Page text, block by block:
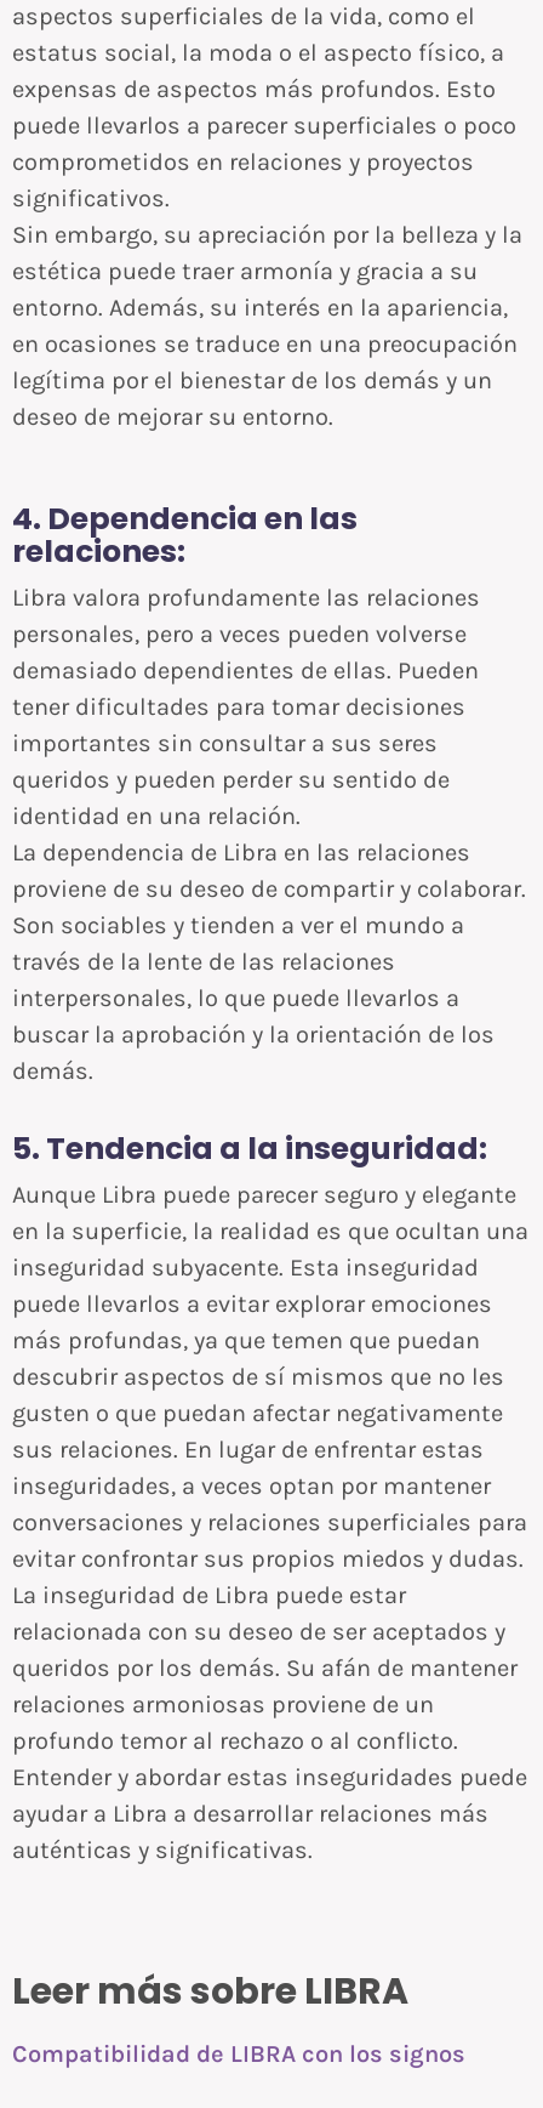
aspectos superficiales de la vida, como el
estatus social, la moda o el aspecto físico, a
expensas de aspectos más profundos. Esto
puede llevarlos a parecer superficiales o poco
comprometidos en relaciones y proyectos
significativos.
Sin embargo, su apreciación por la belleza y la
estética puede traer armonía y gracia a su
entorno. Además, su interés en la apariencia,
en ocasiones se traduce en una preocupación
legítima por el bienestar de los demás y un
deseo de mejorar su entorno.
4. Dependencia en las
relaciones:
Libra valora profundamente las relaciones
personales, pero a veces pueden volverse
demasiado dependientes de ellas. Pueden
tener dificultades para tomar decisiones
importantes sin consultar a sus seres
queridos y pueden perder su sentido de
identidad en una relación.
La dependencia de Libra en las relaciones
proviene de su deseo de compartir y colaborar.
Son sociables y tienden a ver el mundo a
través de la lente de las relaciones
interpersonales, lo que puede llevarlos a
buscar la aprobación y la orientación de los
demás.
5. Tendencia a la inseguridad:
Aunque Libra puede parecer seguro y elegante
en la superficie, la realidad es que ocultan una
inseguridad subyacente. Esta inseguridad
puede llevarlos a evitar explorar emociones
más profundas, ya que temen que puedan
descubrir aspectos de sí mismos que no les
gusten o que puedan afectar negativamente
sus relaciones. En lugar de enfrentar estas
inseguridades, a veces optan por mantener
conversaciones y relaciones superficiales para
evitar confrontar sus propios miedos y dudas.
La inseguridad de Libra puede estar
relacionada con su deseo de ser aceptados y
queridos por los demás. Su afán de mantener
relaciones armoniosas proviene de un
profundo temor al rechazo o al conflicto.
Entender y abordar estas inseguridades puede
ayudar a Libra a desarrollar relaciones más
auténticas y significativas.
Leer más sobre LIBRA
Compatibilidad de LIBRA con los signos